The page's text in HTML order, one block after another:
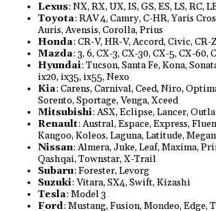
Lexus: NX, RX, UX, IS, GS, ES, LS, RC,
Toyota: RAV 4, Camry, C-HR, Yaris
Auris, Avensis, Corolla, Prius
Honda: CR-V, HR-V, Accord, Civic, CR-
Mazda: 3, 6, CX-3, CX-30, CX-5, CX-60,
Hyundai: Tucson, Santa Fe, Kona,
ix20, ix35, ix55, Nexo
Kia: Carens, Carnival, Ceed, Niro,
Sorento, Sportage, Venga, Xceed
Mitsubishi: ASX, Eclipse, Lancer,
Renault: Austral, Espace, Express,
Kangoo, Koleos, Laguna, Latitude,
Nissan: Almera, Juke, Leaf, Maxima,
Qashqai, Townstar, X-Trail
Subaru: Forester, Levorg
Suzuki: Vitara, SX4, Swift, Kizashi
Tesla: Model 3
Ford: Mustang, Fusion, Mondeo, Edge,